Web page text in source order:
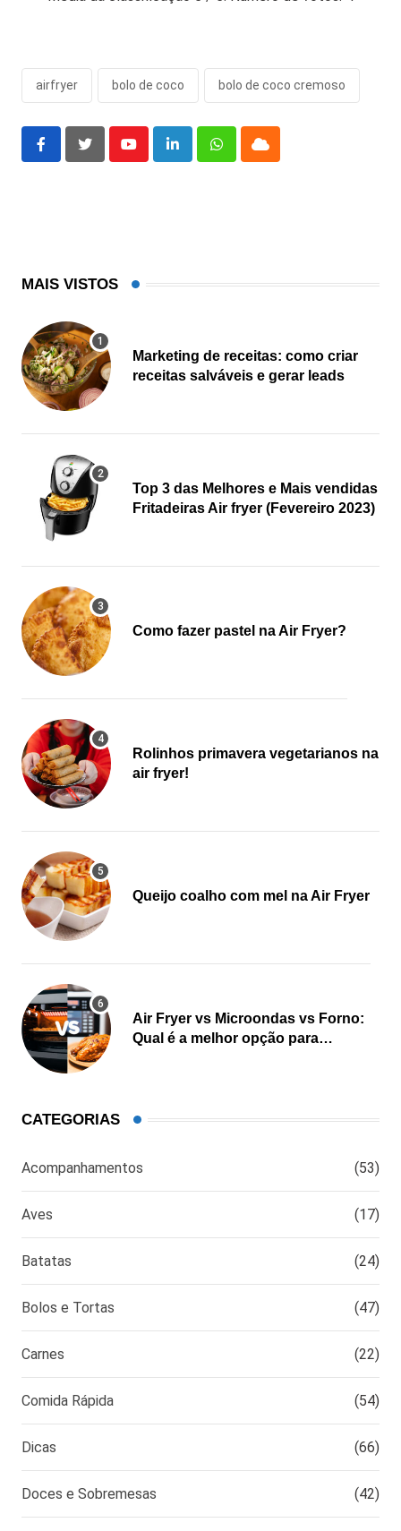
airfryer bolo de coco bolo de coco cremoso
YoutubeLinkedInWhatsappCloud
MAIS VISTOS
Marketing de receitas: como criar
receitas salváveis e gerar leads
Top 3 das Melhores e Mais vendidas
Fritadeiras Air fryer (Fevereiro 2023)
Como fazer pastel na Air Fryer?
Rolinhos primavera vegetarianos na
air fryer!
Queijo coalho com mel na Air Fryer
Air Fryer vs Microondas vs Forno:
Qual é a melhor opção para
CATEGORIAS
Acompanhamentos (53)
Aves (17)
Batatas (24)
Bolos e Tortas (47)
Carnes (22)
Comida Rápida (54)
Dicas (66)
Doces e Sobremesas (42)